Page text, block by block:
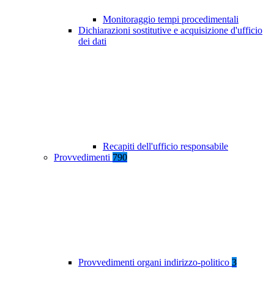
Monitoraggio tempi procedimentali
Dichiarazioni sostitutive e acquisizione d'ufficio
dei dati
Recapiti dell'ufficio responsabile
Provvedimenti 790
Provvedimenti organi indirizzo-politico 3